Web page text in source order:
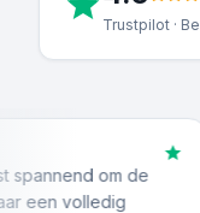
Trustpilot ·
om de